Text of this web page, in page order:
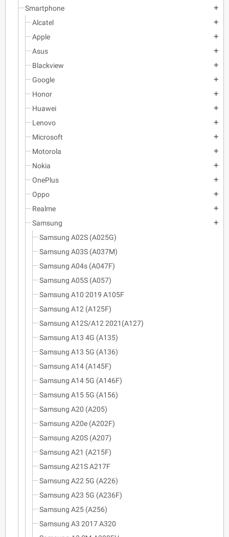
Smartphone add
Alcatel add
Apple add
Asus add
Blackview add
Google add
Honor add
Huawei add
Lenovo add
Microsoft add
Motorola add
Nokia add
OnePlus add
Oppo add
Realme add
Samsung add
Samsung A02S (A025G)
Samsung A03S (A037M)
Samsung A04s (A047F)
Samsung A05S (A057)
Samsung A10 2019 A105F
Samsung A12 (A125F)
Samsung A12S/A12 2021(A127)
Samsung A13 4G (A135)
Samsung A13 5G (A136)
Samsung A14 (A145F)
Samsung A14 5G (A146F)
Samsung A15 5G (A156)
Samsung A20 (A205)
Samsung A20e (A202F)
Samsung A20S (A207)
Samsung A21 (A215F)
Samsung A21S A217F
Samsung A22 5G (A226)
Samsung A23 5G (A236F)
Samsung A25 (A256)
Samsung A3 2017 A320